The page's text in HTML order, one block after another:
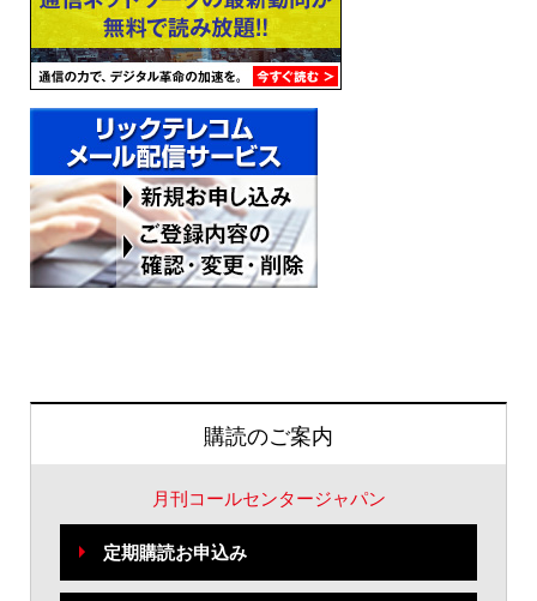
購読のご案内
月刊コールセンタージャパン
定期購読お申込み